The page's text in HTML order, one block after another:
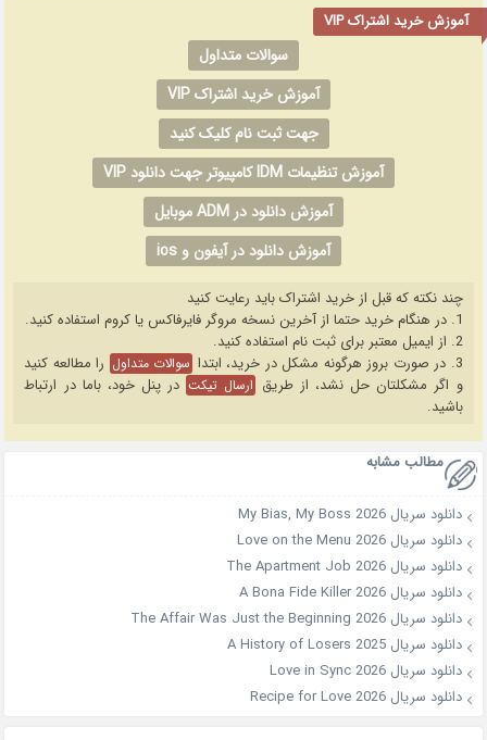
آموزش خرید اشتراک VIP
سوالات متداول
آموزش خرید اشتراک VIP
جهت ثبت نام کلیک کنید
آموزش تنظیمات IDM کامپیوتر جهت دانلود VIP
آموزش دانلود در ADM موبایل
آموزش دانلود در آیفون و ios
چند نکته که قبل از خرید اشتراک باید رعایت کنید
1. در هنگام خرید حتما از آخرین نسخه مروگر فایرفاکس یا کروم استفاده کنید.
2. از ایمیل معتبر برای ثبت نام استفاده کنید.
3. در صورت بروز هرگونه مشکل در خرید، ابتدا
سوالات متداول را مطالعه کنید
و اگر مشکلتان حل نشد، از طریق ارسال تیکت در پنل خود، باما در ارتباط
باشید.
مطالب مشابه
دانلود سریال My Bias, My Boss 2026
دانلود سریال Love on the Menu 2026
دانلود سریال The Apartment Job 2026
دانلود سریال A Bona Fide Killer 2026
دانلود سریال The Affair Was Just the Beginning 2026
دانلود سریال A History of Losers 2025
دانلود سریال Love in Sync 2026
دانلود سریال Recipe for Love 2026